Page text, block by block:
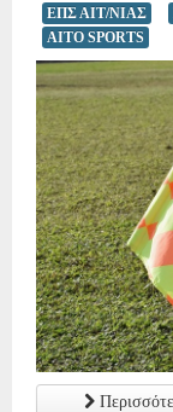
ΕΠΣ ΑΙΤ/ΝΙΑΣ
AITO SPORTS